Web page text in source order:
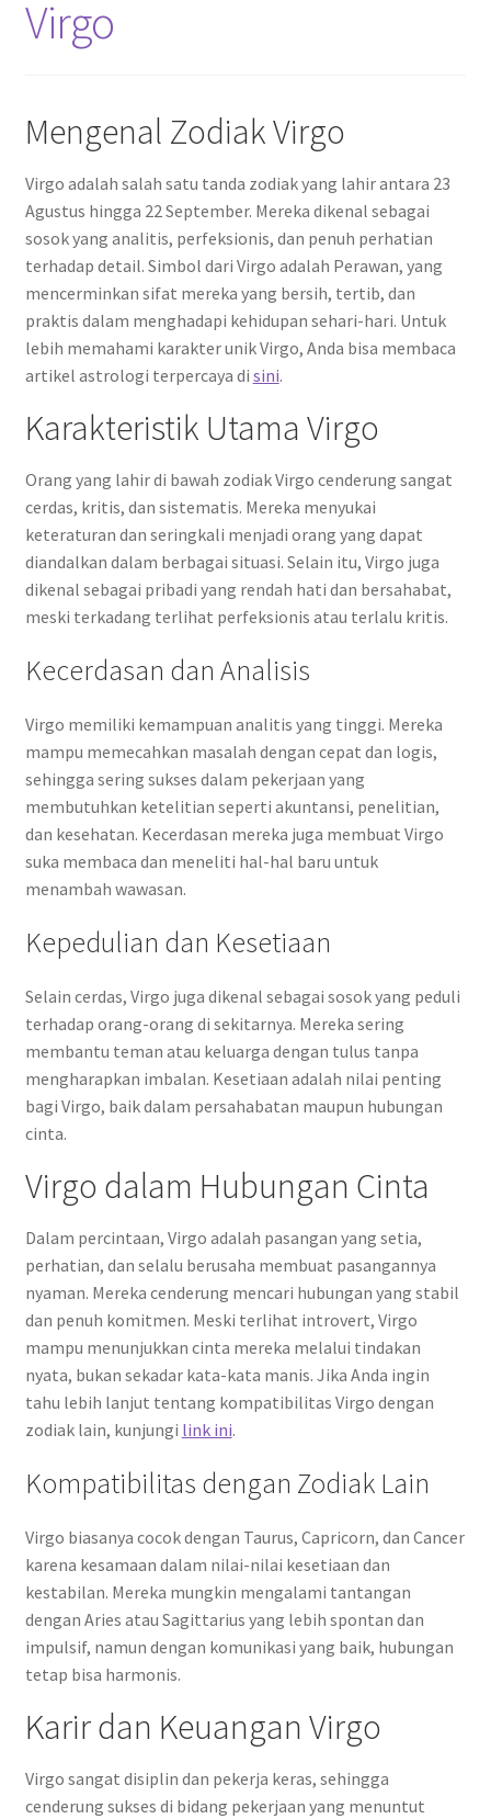
Virgo
Mengenal Zodiak Virgo
Virgo adalah salah satu tanda zodiak yang lahir antara 23
Agustus hingga 22 September. Mereka dikenal sebagai
sosok yang analitis, perfeksionis, dan penuh perhatian
terhadap detail. Simbol dari Virgo adalah Perawan, yang
mencerminkan sifat mereka yang bersih, tertib, dan
praktis dalam menghadapi kehidupan sehari-hari. Untuk
lebih memahami karakter unik Virgo, Anda bisa membaca
artikel astrologi terpercaya di sini.
Karakteristik Utama Virgo
Orang yang lahir di bawah zodiak Virgo cenderung sangat
cerdas, kritis, dan sistematis. Mereka menyukai
keteraturan dan seringkali menjadi orang yang dapat
diandalkan dalam berbagai situasi. Selain itu, Virgo juga
dikenal sebagai pribadi yang rendah hati dan bersahabat,
meski terkadang terlihat perfeksionis atau terlalu kritis.
Kecerdasan dan Analisis
Virgo memiliki kemampuan analitis yang tinggi. Mereka
mampu memecahkan masalah dengan cepat dan logis,
sehingga sering sukses dalam pekerjaan yang
membutuhkan ketelitian seperti akuntansi, penelitian,
dan kesehatan. Kecerdasan mereka juga membuat Virgo
suka membaca dan meneliti hal-hal baru untuk
menambah wawasan.
Kepedulian dan Kesetiaan
Selain cerdas, Virgo juga dikenal sebagai sosok yang peduli
terhadap orang-orang di sekitarnya. Mereka sering
membantu teman atau keluarga dengan tulus tanpa
mengharapkan imbalan. Kesetiaan adalah nilai penting
bagi Virgo, baik dalam persahabatan maupun hubungan
cinta.
Virgo dalam Hubungan Cinta
Dalam percintaan, Virgo adalah pasangan yang setia,
perhatian, dan selalu berusaha membuat pasangannya
nyaman. Mereka cenderung mencari hubungan yang stabil
dan penuh komitmen. Meski terlihat introvert, Virgo
mampu menunjukkan cinta mereka melalui tindakan
nyata, bukan sekadar kata-kata manis. Jika Anda ingin
tahu lebih lanjut tentang kompatibilitas Virgo dengan
zodiak lain, kunjungi link ini.
Kompatibilitas dengan Zodiak Lain
Virgo biasanya cocok dengan Taurus, Capricorn, dan Cancer
karena kesamaan dalam nilai-nilai kesetiaan dan
kestabilan. Mereka mungkin mengalami tantangan
dengan Aries atau Sagittarius yang lebih spontan dan
impulsif, namun dengan komunikasi yang baik, hubungan
tetap bisa harmonis.
Karir dan Keuangan Virgo
Virgo sangat disiplin dan pekerja keras, sehingga
cenderung sukses di bidang pekerjaan yang menuntut